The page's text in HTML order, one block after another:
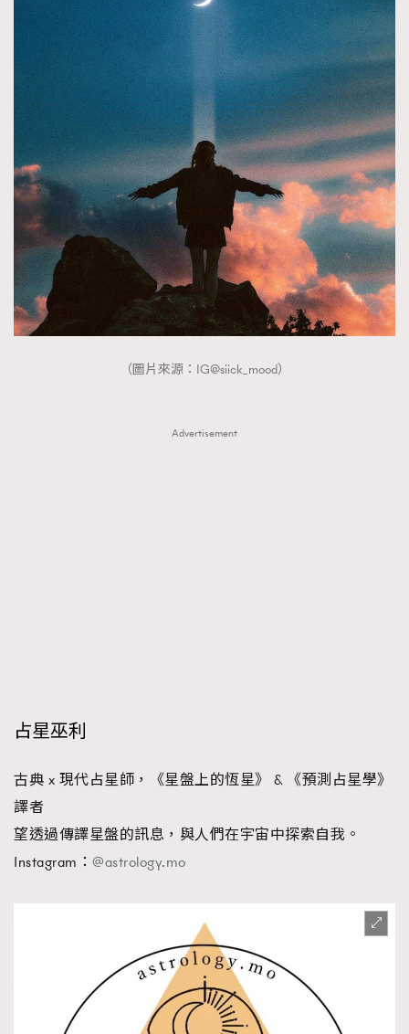
（圖片來源：IG@siick_mood）
Advertisement
占星巫利
古典 x 現代占星師，《星盤上的恆星》 & 《預測占星學》
譯者
望透過傳譯星盤的訊息，與人們在宇宙中探索自我。
Instagram： @astrology.mo